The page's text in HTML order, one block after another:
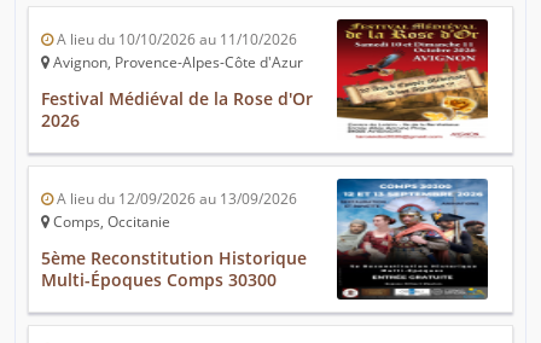
A lieu du 10/10/2026 au 11/10/2026
Avignon, Provence-Alpes-Côte d'Azur
Festival Médiéval de la Rose d'Or
2026
A lieu du 12/09/2026 au 13/09/2026
Comps, Occitanie
5ème Reconstitution Historique
Multi-Époques Comps 30300